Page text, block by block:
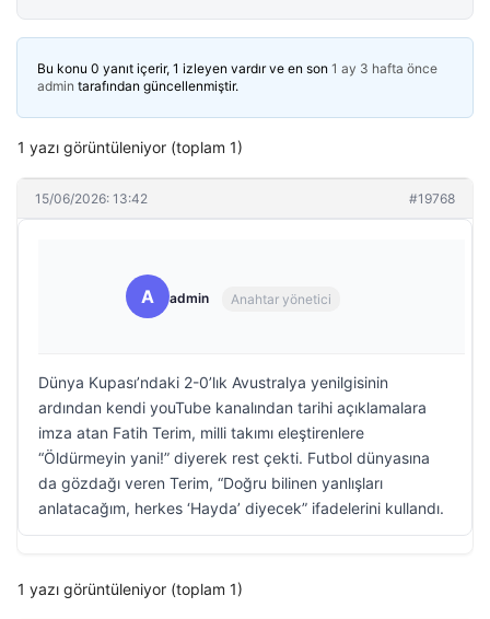
Bu konu 0 yanıt içerir, 1 izleyen vardır ve en son 1 ay 3 hafta önce
admin tarafından güncellenmiştir.
1 yazı görüntüleniyor (toplam 1)
15/06/2026: 13:42 #19768
A admin Anahtar yönetici
Dünya Kupası’ndaki 2-0’lık Avustralya yenilgisinin
ardından kendi youTube kanalından tarihi açıklamalara
imza atan Fatih Terim, milli takımı eleştirenlere
“Öldürmeyin yani!” diyerek rest çekti. Futbol dünyasına
da gözdağı veren Terim, “Doğru bilinen yanlışları
anlatacağım, herkes ‘Hayda’ diyecek” ifadelerini kullandı.
1 yazı görüntüleniyor (toplam 1)